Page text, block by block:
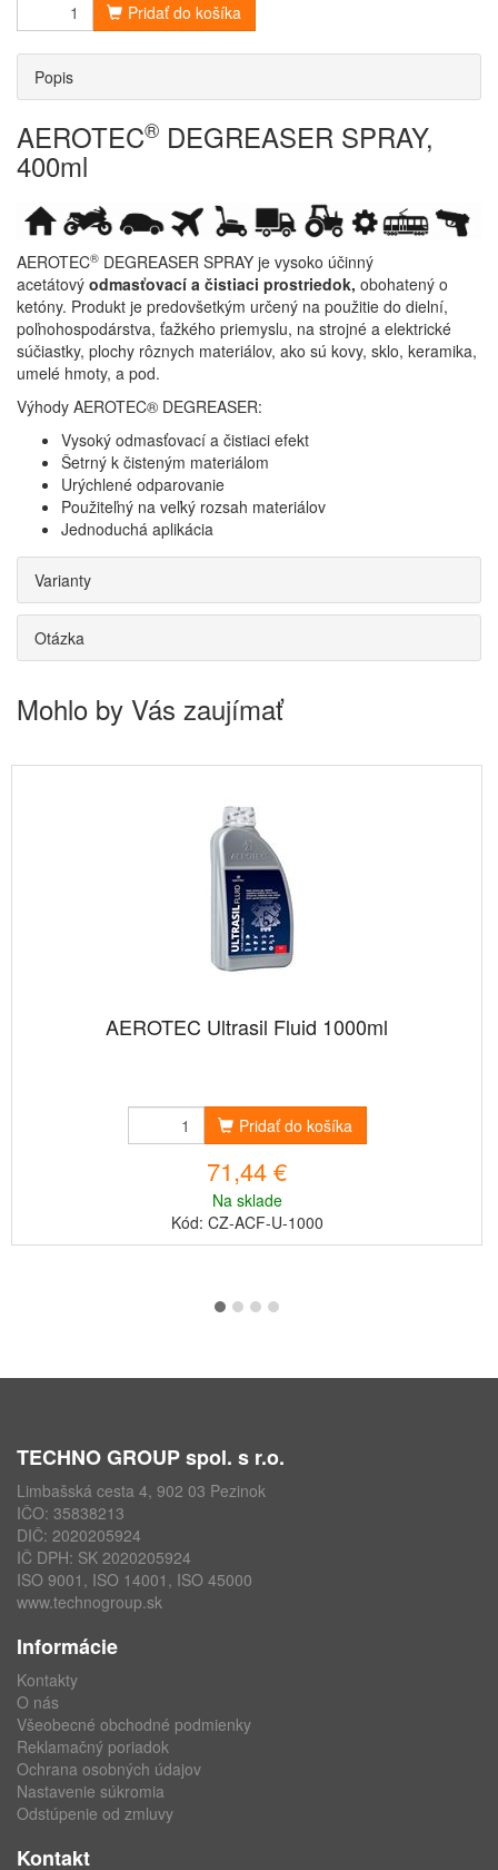
Pridať do košíka
Popis
AEROTEC® DEGREASER SPRAY,
400ml
AEROTEC® DEGREASER SPRAY je vysoko účinný
acetátový odmasťovací a čistiaci prostriedok, obohatený o
ketóny. Produkt je predovšetkým určený na použitie do dielní,
poľnohospodárstva, ťažkého priemyslu, na strojné a elektrické
súčiastky, plochy rôznych materiálov, ako sú kovy, sklo, keramika,
umelé hmoty, a pod.
Výhody AEROTEC® DEGREASER:
Vysoký odmasťovací a čistiaci efekt
Šetrný k čisteným materiálom
Urýchlené odparovanie
Použiteľný na veľký rozsah materiálov
Jednoduchá aplikácia
Varianty
Otázka
Mohlo by Vás zaujímať
AEROTEC Ultrasil Fluid 1000ml
Pridať do košíka
71,44 €
Na sklade
Kód: CZ-ACF-U-1000
TECHNO GROUP spol. s r.o.
Limbašská cesta 4, 902 03 Pezinok
IČO: 35838213
DIČ: 2020205924
IČ DPH: SK 2020205924
ISO 9001, ISO 14001, ISO 45000
www.technogroup.sk
Informácie
Kontakty
O nás
Všeobecné obchodné podmienky
Reklamačný poriadok
Ochrana osobných údajov
Nastavenie súkromia
Odstúpenie od zmluvy
Kontakt